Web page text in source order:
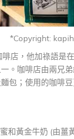
*Copyright:
店，他加祿語是在
。咖啡店由兩兄
包；使用的咖啡
和黃金牛奶 (由